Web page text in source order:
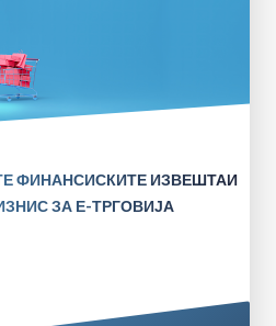
ФИНАНСИСКИТЕ ИЗВЕШТАИ
ЗА Е-ТРГОВИЈА